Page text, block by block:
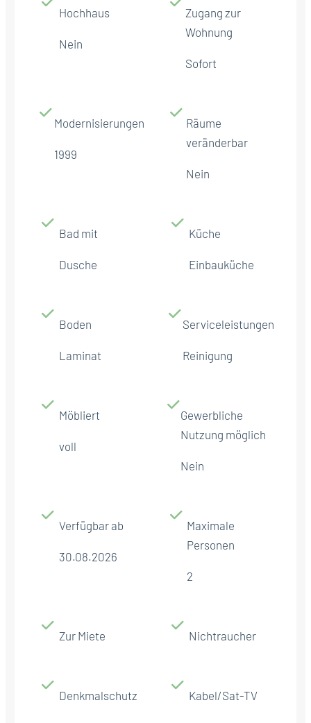
Hochhaus
Nein
Zugang zur
Wohnung
Sofort
Modernisierungen
1999
Räume
veränderbar
Nein
Bad mit
Dusche
Küche
Einbauküche
Boden
Laminat
Serviceleistungen
Reinigung
Möbliert
voll
Gewerbliche
Nutzung möglich
Nein
Verfügbar ab
30.08.2026
Maximale
Personen
2
Zur Miete Nichtraucher
Denkmalschutz Kabel/Sat-TV